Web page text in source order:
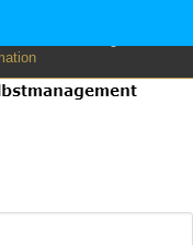
to: analyze,
browsing, we